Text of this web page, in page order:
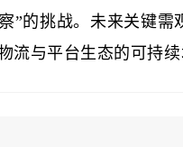
”的挑战。未来关键需
流与平台生态的可持